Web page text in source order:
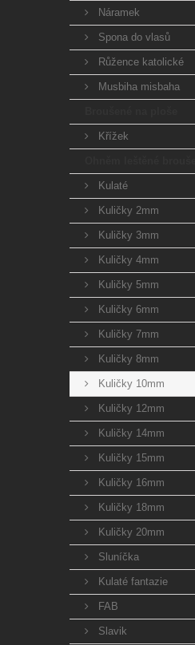
Náramek
Spona do vlasů
Růžence katolické
Musbiha misbaha
Křížek
Kulaté
Kuličky 2mm
Kuličky 3mm
Kuličky 4mm
Kuličky 5mm
Kuličky 6mm
Kuličky 7mm
Kuličky 8mm
Kuličky 10mm
Kuličky 12mm
Kuličky 14mm
Kuličky 15mm
Kuličky 16mm
Kuličky 18mm
Kuličky 20mm
Sluníčka
Kulaté fantazie
FAB
Slavik